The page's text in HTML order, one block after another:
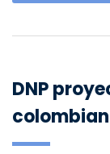
DNP